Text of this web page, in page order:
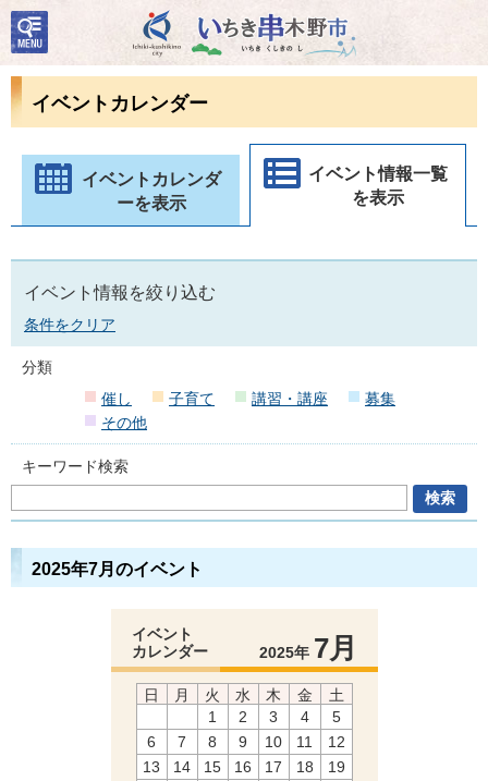
いちき串木野市
検
索・
共通
ューイベントカレンダー
イベントカレンダ
ーを表示
イベント情報一覧
を表示
イベント情報を絞り込む
条件をクリア
分類
催し
子育て 講習・講座
募集
その他
キーワード検索
2025年7月のイベント
イベント
カレンダー
2025年 7月
日 月 火 水 木 金
土
1
2 3 4
5
6
7 8 9 10 11
12
13
14 15 16 17 18
19